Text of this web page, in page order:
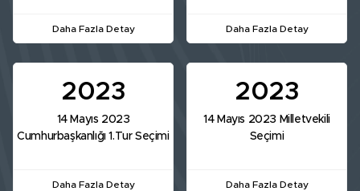
Daha Fazla Detay Daha Fazla Detay
2023
14 Mayıs 2023
Cumhurbaşkanlığı 1.Tur Seçimi
Daha Fazla Detay
2023
14 Mayıs 2023 Milletvekili
Seçimi
Daha Fazla Detay